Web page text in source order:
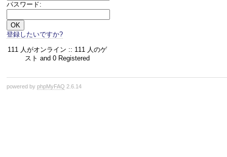
パスワード:
登録したいですか?
111 人がオンライン :: 111 人のゲ
スト and 0 Registered
powered by phpMyFAQ 2.6.14